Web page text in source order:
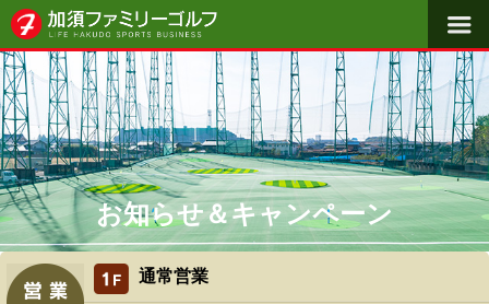
お知らせ＆キャンペーン
通常営業
料金体系
施設概要
よくある質問
初めての方へ
アクセス
スクール・レッスン